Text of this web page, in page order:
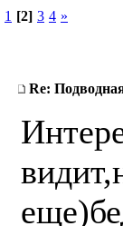
1 [2] 3 4 »
Re: